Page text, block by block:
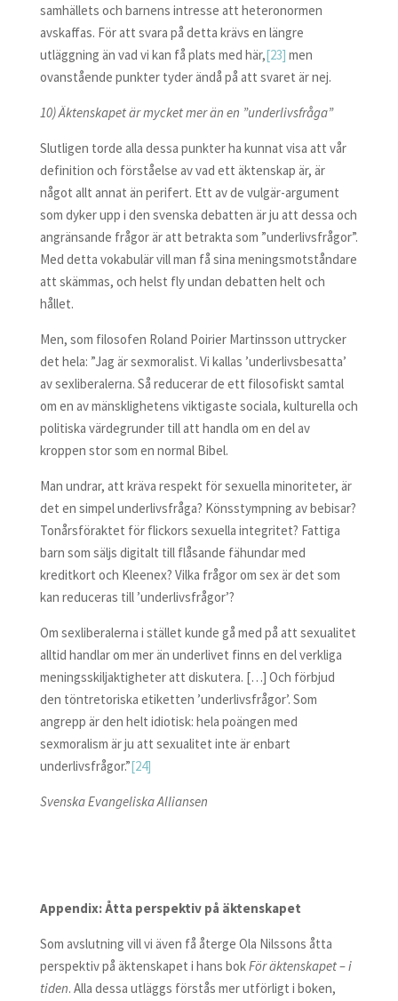
samhällets och barnens intresse att heteronormen
avskaffas. För att svara på detta krävs en längre
utläggning än vad vi kan få plats med här,[23] men
ovanstående punkter tyder ändå på att svaret är nej.
10) Äktenskapet är mycket mer än en ”underlivsfråga”
Slutligen torde alla dessa punkter ha kunnat visa att vår
definition och förståelse av vad ett äktenskap är, är
något allt annat än perifert. Ett av de vulgär-argument
som dyker upp i den svenska debatten är ju att dessa och
angränsande frågor är att betrakta som ”underlivsfrågor”.
Med detta vokabulär vill man få sina meningsmotståndare
att skämmas, och helst fly undan debatten helt och
hållet.
Men, som filosofen Roland Poirier Martinsson uttrycker
det hela: ”Jag är sexmoralist. Vi kallas ’underlivsbesatta’
av sexliberalerna. Så reducerar de ett filosofiskt samtal
om en av mänsklighetens viktigaste sociala, kulturella och
politiska värdegrunder till att handla om en del av
kroppen stor som en normal Bibel.
Man undrar, att kräva respekt för sexuella minoriteter, är
det en simpel underlivsfråga? Könsstympning av bebisar?
Tonårsföraktet för flickors sexuella integritet? Fattiga
barn som säljs digitalt till flåsande fähundar med
kreditkort och Kleenex? Vilka frågor om sex är det som
kan reduceras till ’underlivsfrågor’?
Om sexliberalerna i stället kunde gå med på att sexualitet
alltid handlar om mer än underlivet finns en del verkliga
meningsskiljaktigheter att diskutera. […] Och förbjud
den töntretoriska etiketten ’underlivsfrågor’. Som
angrepp är den helt idiotisk: hela poängen med
sexmoralism är ju att sexualitet inte är enbart
underlivsfrågor.”[24]
Svenska Evangeliska Alliansen
Appendix: Åtta perspektiv på äktenskapet
Som avslutning vill vi även få återge Ola Nilssons åtta
perspektiv på äktenskapet i hans bokFör äktenskapet – i
tiden. Alla dessa utläggs förstås mer utförligt i boken,